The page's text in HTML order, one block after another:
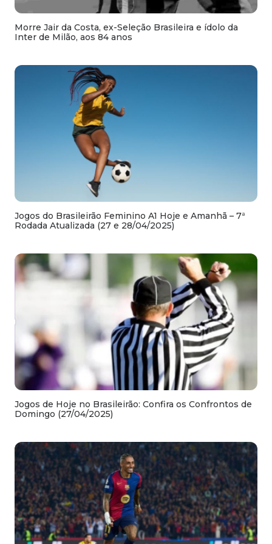
Morre Jair da Costa, ex-Seleção Brasileira e ídolo da
Inter de Milão, aos 84 anos
Jogos do Brasileirão Feminino A1 Hoje e Amanhã – 7ª
Rodada Atualizada (27 e 28/04/2025)
Jogos de Hoje no Brasileirão: Confira os Confrontos de
Domingo (27/04/2025)